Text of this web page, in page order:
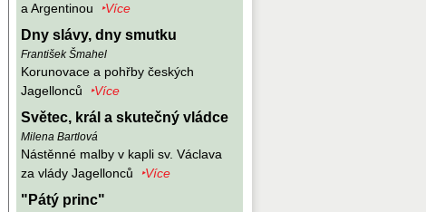
a Argentinou
‣Více
Dny slávy, dny smutku
František Šmahel
Korunovace a pohřby českých
Jagellonců
‣Více
Světec, král a skutečný vládce
Milena Bartlová
Nástěnné malby v kapli sv. Václava
za vlády Jagellonců
‣Více
"Pátý princ"